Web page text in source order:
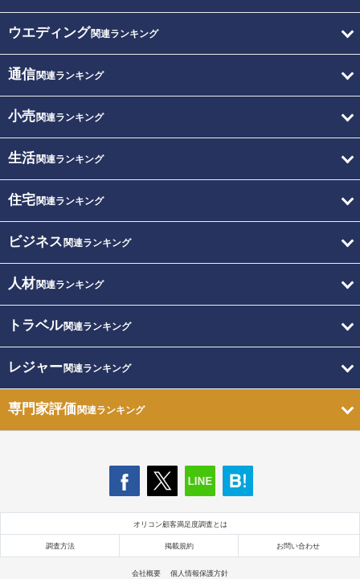
ウエディング関連ランキング
通信関連ランキング
小売関連ランキング
生活関連ランキング
住宅関連ランキング
ビジネス 関連ランキング
人材関連ランキング
トラベル関連ランキング
レジャー関連ランキング
専門家評価関連ランキング
オリコン顧客満足度調査とは
調査方法 掲載規約 お問い合わせ
会社概要 個人情報保護方針